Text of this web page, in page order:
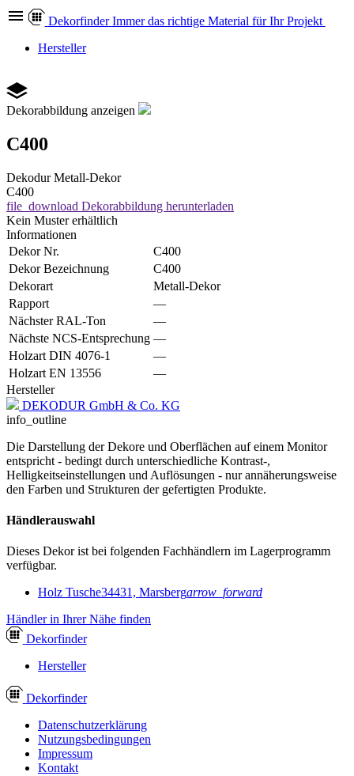
Dekorfinder Immer das richtige Material für Ihr Projekt
Hersteller
Dekorabbildung anzeigen
C400
Dekodur Metall-Dekor
C400
file_download Dekorabbildung herunterladen
Kein Muster erhältlich
Informationen
Dekor Nr.
C400
Dekor Bezeichnung
C400
Dekorart
Metall-Dekor
Rapport
—
Nächster RAL-Ton
—
Nächste NCS-Entsprechung —
Holzart DIN 4076-1
—
Holzart EN 13556
—
Hersteller
DEKODUR GmbH & Co. KG
info_outline
Die Darstellung der Dekore und Oberflächen auf einem Monitor
entspricht - bedingt durch unterschiedliche Kontrast-,
Helligkeitseinstellungen und Auflösungen - nur annäherungsweise
den Farben und Strukturen der gefertigten Produkte.
Händlerauswahl
Dieses Dekor ist bei folgenden Fachhändlern im Lagerprogramm
verfügbar.
Holz Tusche34431, Marsbergarrow_forward
Händler in Ihrer Nähe finden
Dekorfinder
Hersteller
Dekorfinder
Datenschutzerklärung
Nutzungsbedingungen
Impressum
Kontakt